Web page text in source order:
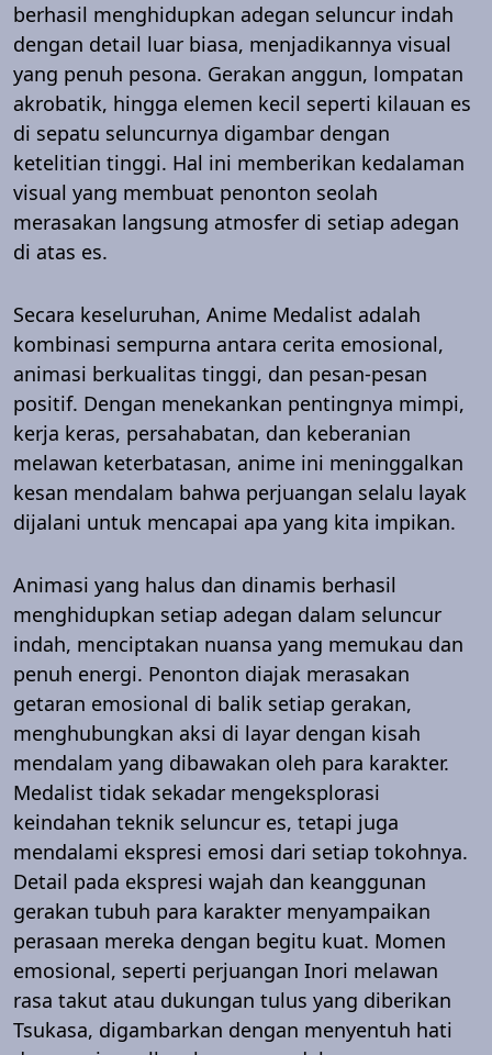
berhasil menghidupkan adegan seluncur indah
dengan detail luar biasa, menjadikannya visual
yang penuh pesona. Gerakan anggun, lompatan
akrobatik, hingga elemen kecil seperti kilauan es
di sepatu seluncurnya digambar dengan
ketelitian tinggi. Hal ini memberikan kedalaman
visual yang membuat penonton seolah
merasakan langsung atmosfer di setiap adegan
di atas es.
Secara keseluruhan, Anime Medalist adalah
kombinasi sempurna antara cerita emosional,
animasi berkualitas tinggi, dan pesan-pesan
positif. Dengan menekankan pentingnya mimpi,
kerja keras, persahabatan, dan keberanian
melawan keterbatasan, anime ini meninggalkan
kesan mendalam bahwa perjuangan selalu layak
dijalani untuk mencapai apa yang kita impikan.
Animasi yang halus dan dinamis berhasil
menghidupkan setiap adegan dalam seluncur
indah, menciptakan nuansa yang memukau dan
penuh energi. Penonton diajak merasakan
getaran emosional di balik setiap gerakan,
menghubungkan aksi di layar dengan kisah
mendalam yang dibawakan oleh para karakter.
Medalist tidak sekadar mengeksplorasi
keindahan teknik seluncur es, tetapi juga
mendalami ekspresi emosi dari setiap tokohnya.
Detail pada ekspresi wajah dan keanggunan
gerakan tubuh para karakter menyampaikan
perasaan mereka dengan begitu kuat. Momen
emosional, seperti perjuangan Inori melawan
rasa takut atau dukungan tulus yang diberikan
Tsukasa, digambarkan dengan menyentuh hati